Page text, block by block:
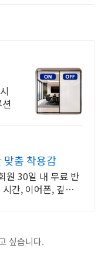
맞춤 착용감
원 30일 내 무료 반
간, 이어폰, 깊은
싶습니다.